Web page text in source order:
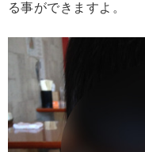
る事ができますよ。